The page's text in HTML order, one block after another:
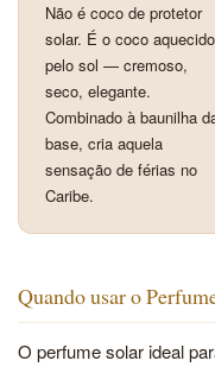
Não é coco de protetor
solar. É o coco aquecido
pelo sol — cremoso,
seco, elegante.
Combinado à baunilha
base, cria aquela
sensação de férias no
Caribe.
Quando usar o
O perfume solar ideal